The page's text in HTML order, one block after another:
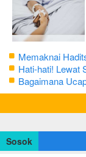
Memaknai
Secara Bijak
Hati-hati! Lewat
Kurang dari 3
Bagaimana
Rasulullah
Sosok